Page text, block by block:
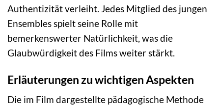
Authentizität verleiht. Jedes Mitglied des jungen
Ensembles spielt seine Rolle mit
bemerkenswerter Natürlichkeit, was die
Glaubwürdigkeit des Films weiter stärkt.
Erläuterungen zu wichtigen Aspekten
Die im Film dargestellte pädagogische Methode